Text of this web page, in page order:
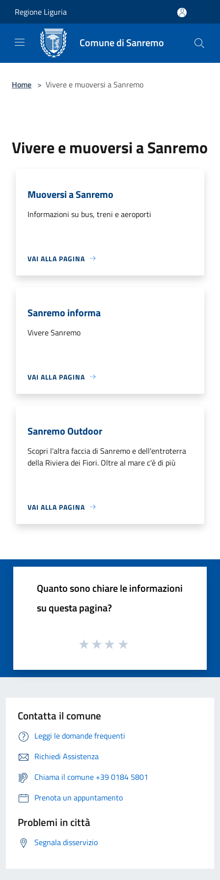
Regione Liguria
Comune di Sanremo
Home > Vivere e muoversi a Sanremo
Vivere e muoversi a Sanremo
Muoversi a Sanremo
Informazioni su bus, treni e aeroporti
VAI ALLA PAGINA
Sanremo informa
Vivere Sanremo
VAI ALLA PAGINA
Sanremo Outdoor
Scopri l'altra faccia di Sanremo e dell'entroterra
della Riviera dei Fiori. Oltre al mare c'è di più
VAI ALLA PAGINA
Quanto sono chiare le informazioni
su questa pagina?
Contatta il comune
Leggi le domande frequenti
Richiedi Assistenza
Chiama il comune +39 0184 5801
Prenota un appuntamento
Problemi in città
Segnala disservizio